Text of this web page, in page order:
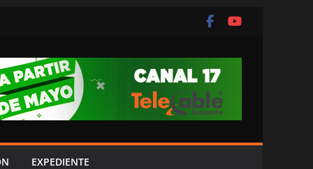
EXPEDIENTE